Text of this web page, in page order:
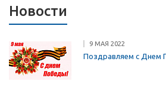
Новости
9 МАЯ 2022
Поздравляем с Днем